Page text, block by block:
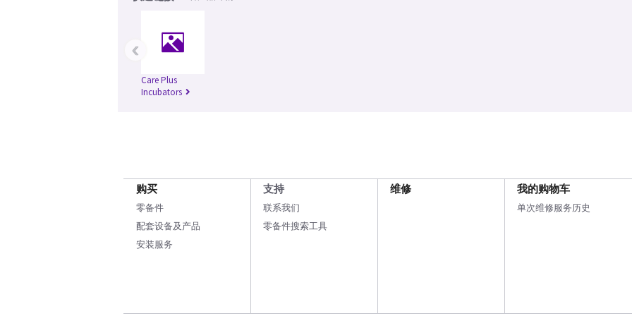
Care Plus
Incubators
‹
购买
零备件
配套设备及产品
安装服务
支持
联系我们
零备件搜索工具
维修 我的购物车
单次维修服务历史